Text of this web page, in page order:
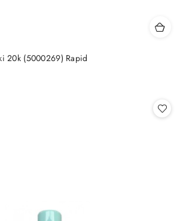
20k (5000269) Rapid